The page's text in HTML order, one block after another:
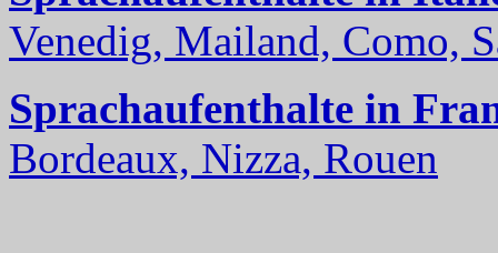
Venedig, Mailand, Como,
Sprachaufenthalte in
Bordeaux, Nizza, Rouen